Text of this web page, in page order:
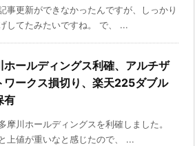
事更新ができなかったんですが、しっかり
してたみたいですね。 で、 ...
ホールディングス利確、アルチザ
ワークス損切り、楽天225ダブル
有
摩川ホールディングスを利確しました。
上値が重いなと感じたので、 ...